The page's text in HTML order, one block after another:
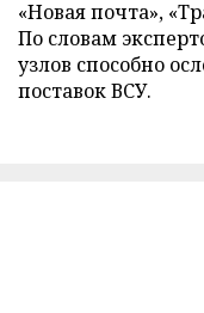
«Новая почта»,
По словам
узлов способно
поставок ВСУ.